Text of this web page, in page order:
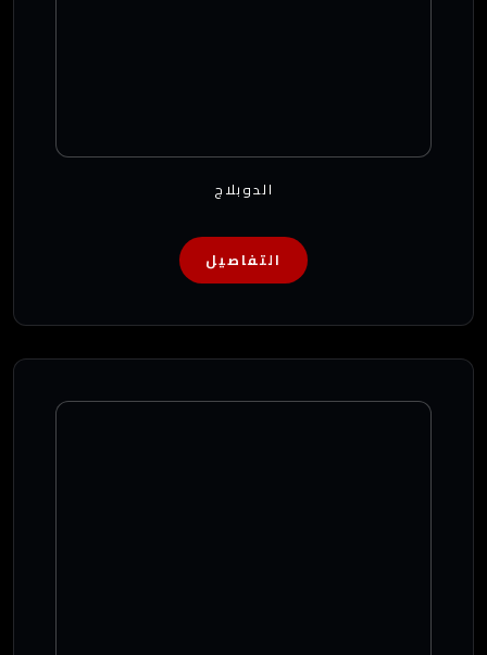
الدوبلاج
التفاصيل